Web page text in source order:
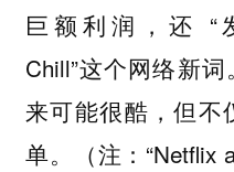
巨额利润，还 “
Chill”这个网络新
来可能很酷，但不
单。（注：“Netflix